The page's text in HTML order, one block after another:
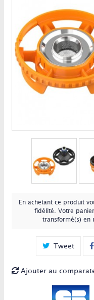
En achetant ce produit
fidélité . Votre
transformé(s) en
Tweet
Ajouter au